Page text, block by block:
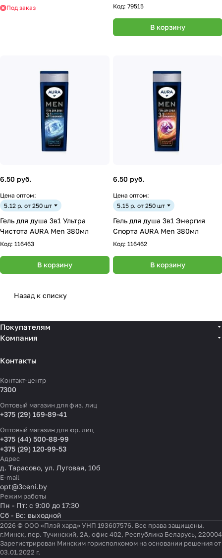
Под заказ
Код: 79515
В корзину
6.50 руб.
Цена оптом:
5.12 р. от 250 шт
Гель для душа 3в1 Ультра
Чистота AURA Men 380мл
Код: 116463
В корзину
6.50 руб.
Цена оптом:
5.15 р. от 250 шт
Гель для душа 3в1 Энергия
Спорта AURA Men 380мл
Код: 116462
В корзину
Назад к списку
Покупателям
Компания
Контакты
Контакт-центр
7300
Оптовый магазин для физ. лиц
+375 (29) 169-89-41
Оптовый магазин для юр. лиц
+375 (44) 500-88-99
+375 (29) 120-99-53
Адрес
д. Тарасово, ул. Луговая, 10б
E-mail
opt@3ceni.by
Режим работы
Пн - Пт: с 9:00 до 17:30
Сб - Вс: выходной
2026 © ООО «Плэй хард» УНП 193607576. Все права защищены.
г.Минск, пер. Тучинский, 2А, офис 402, Республика Беларусь, 220004
Зарегистрирован Минским горисполкомом на основании решения от
03.01.2022 г.